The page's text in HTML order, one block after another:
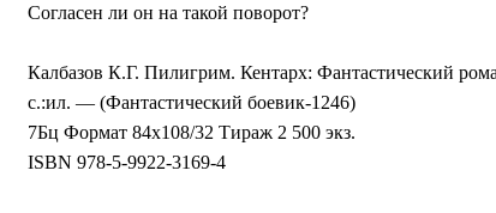
Согласен ли он на такой поворот?
Калбазов К.Г. Пилигрим. Кентарх: Фантастический
с.:ил. — (Фантастический боевик-1246)
7Бц Формат 84х108/32 Тираж 2 500 экз.
ISBN 978-5-9922-3169-4